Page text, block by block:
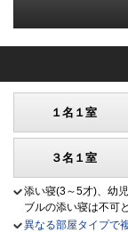
１名１室
３名１室
添い寝(3～5才)、幼
ブルの添い寝は不可
異なる部屋タイプで